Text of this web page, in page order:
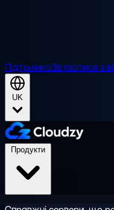
ПідтримкаЗв'язатися з
UK